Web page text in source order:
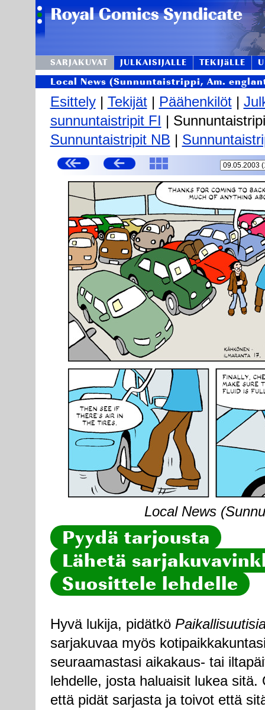
SARJAKUVAT JULKAISIJALLE TEKIJäLLE
Local News (Sunnuntaistrippi, Am.
Esittely| Tekijät| Päähenkilöt|
sunnuntaistripit FI |
Sunnuntaistripit NB |
Local News
Pyydä tarjousta
Lähetä
Suosittele lehdelle
Hyvä lukija, pidätkö
sarjakuvaa myös
seuraamastasi aikakaus- tai
lehdelle, josta haluaisit lukea
että pidät sarjasta ja toivot että